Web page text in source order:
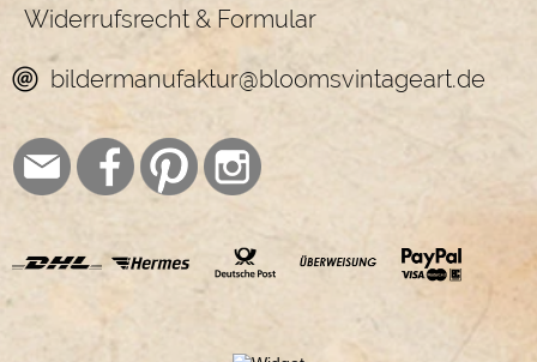
Widerrufsrecht & Formular
bildermanufaktur@bloomsvintageart.de